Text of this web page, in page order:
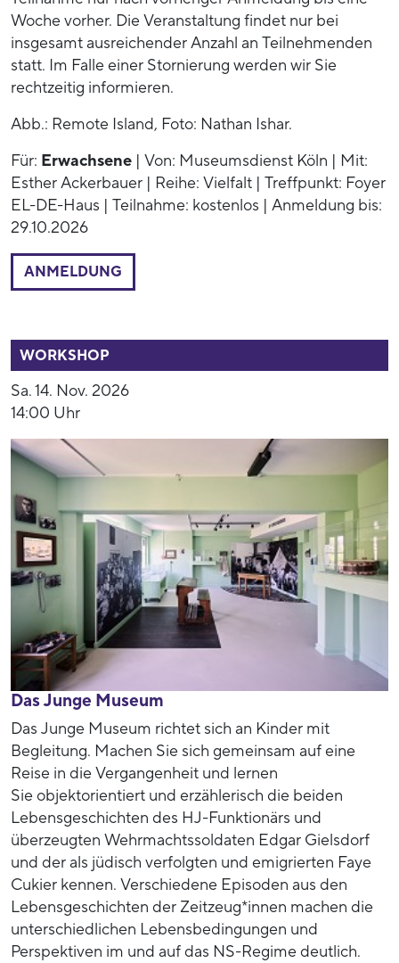
Woche vorher. Die Veranstaltung findet nur bei
insgesamt ausreichender Anzahl an Teilnehmenden
statt. Im Falle einer Stornierung werden wir Sie
rechtzeitig informieren.
Abb.: Remote Island, Foto: Nathan Ishar.
Für: Erwachsene | Von: Museumsdienst Köln | Mit:
Esther Ackerbauer | Reihe: Vielfalt | Treffpunkt: Foyer
EL-DE-Haus | Teilnahme: kostenlos | Anmeldung bis:
29.10.2026
ANMELDUNG
WORKSHOP
Sa. 14. Nov. 2026
14:00 Uhr
Das Junge Museum
Das Junge Museum richtet sich an Kinder mit
Begleitung. Machen Sie sich gemeinsam auf eine
Reise in die Vergangenheit und lernen
Sie objektorientiert und erzählerisch die beiden
Lebensgeschichten des HJ-Funktionärs und
überzeugten Wehrmachtssoldaten Edgar Gielsdorf
und der als jüdisch verfolgten und emigrierten Faye
Cukier kennen. Verschiedene Episoden aus den
Lebensgeschichten der Zeitzeug*innen machen die
unterschiedlichen Lebensbedingungen und
Perspektiven im und auf das NS-Regime deutlich.